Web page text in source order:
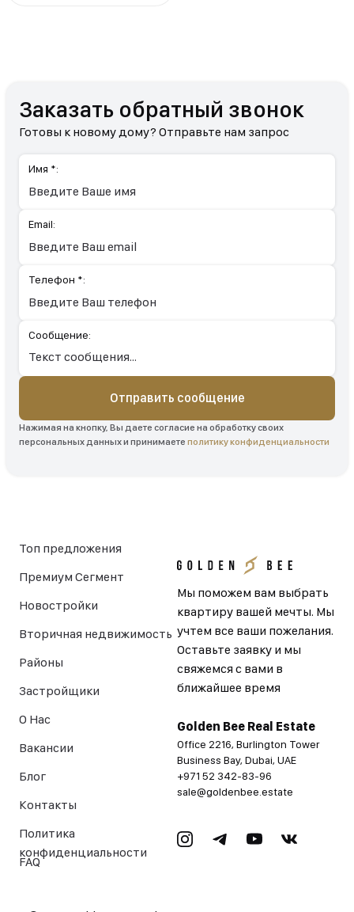
Заказать обратный звонок
Готовы к новому дому? Отправьте нам запрос
Имя *:
Email:
Телефон *:
Сообщение:
Отправить сообщение
Нажимая на кнопку, Вы даете согласие на обработку своих
персональных данных и принимаете
Мы поможем вам выбрать
квартиру вашей мечты.
Мы учтем все ваши
пожелания. Оставьте
заявку и мы свяжемся с
Golden Bee Real Estate
Office 2216, Burlington Tower
Business Bay, Dubai, UAE
+971 52 342-83-96
Политика
конфиденциальности